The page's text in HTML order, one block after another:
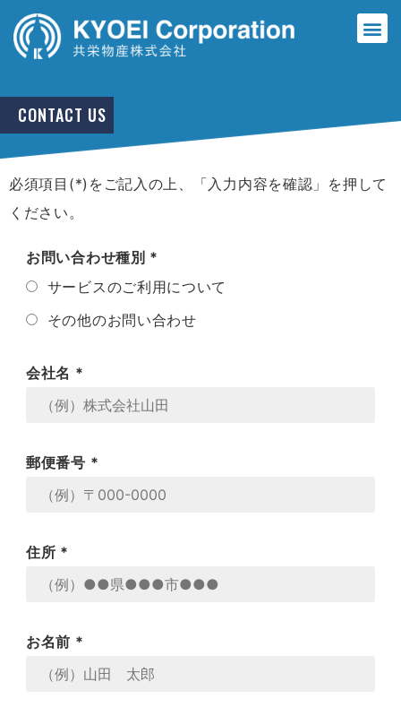
CONTACT US
必須項目(*)をご記入の上、「入力内容を確認」を押して
ください。
お問い合わせ種別 *
サービスのご利用について
その他のお問い合わせ
会社名 *
郵便番号 *
住所 *
お名前 *